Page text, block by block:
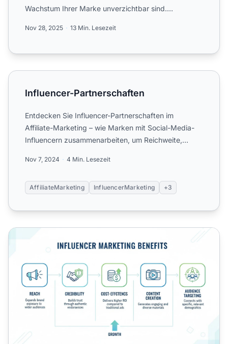
Wachstum Ihrer Marke unverzichtbar sind.
Nov 28, 2025 13 Min. Lesezeit
Influencer-Partnerschaften
Influencer-Partnerschaften
Entdecken Sie Influencer-Partnerschaften im
Affiliate-Marketing – wie Marken mit Social-Media-
Influencern zusammenarbeiten, um Reichweite,
Nov 7, 2024 4 Min. Lesezeit
AffiliateMarketing InfluencerMarketing +3
Was sind die Vorteile von Influencer-Partnerschaften?